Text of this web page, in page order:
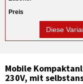
Diese
Mobile
230V, mit